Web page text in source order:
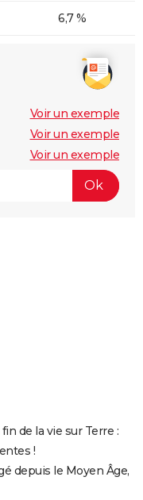
6,7 %
Voir un exemple
Voir un exemple
Voir un exemple
de la vie sur Terre :
!
depuis le Moyen Âge,